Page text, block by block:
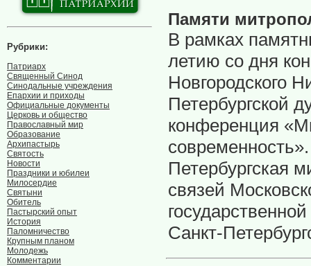
Рубрики:
Патриарх
Священный Синод
Синодальные учреждения
Епархии и приходы
Официальные документы
Церковь и общество
Православный мир
Образование
Архипастырь
Святость
Новости
Праздники и юбилеи
Милосердие
Святыни
Обитель
Пастырский опыт
История
Паломничество
Крупным планом
Молодежь
Комментарии
Памяти
В рамках
летию со дня
Новгородского
Петербургской
конференция
Петербургская
связей
Санкт-